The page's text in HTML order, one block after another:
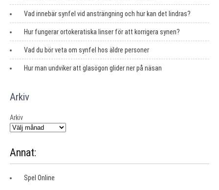
Vad innebär synfel vid ansträngning och hur kan det lindras?
Hur fungerar ortokeratiska linser för att korrigera synen?
Vad du bör veta om synfel hos äldre personer
Hur man undviker att glasögon glider ner på näsan
Arkiv
Arkiv
Annat:
Spel Online